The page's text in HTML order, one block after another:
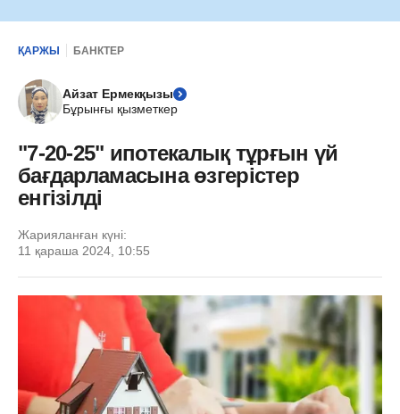
ҚАРЖЫ БАНКТЕР
Айзат Ермекқызы
Бұрынғы қызметкер
"7-20-25" ипотекалық тұрғын үй
бағдарламасына өзгерістер
енгізілді
Жарияланған күні:
11 қараша 2024, 10:55